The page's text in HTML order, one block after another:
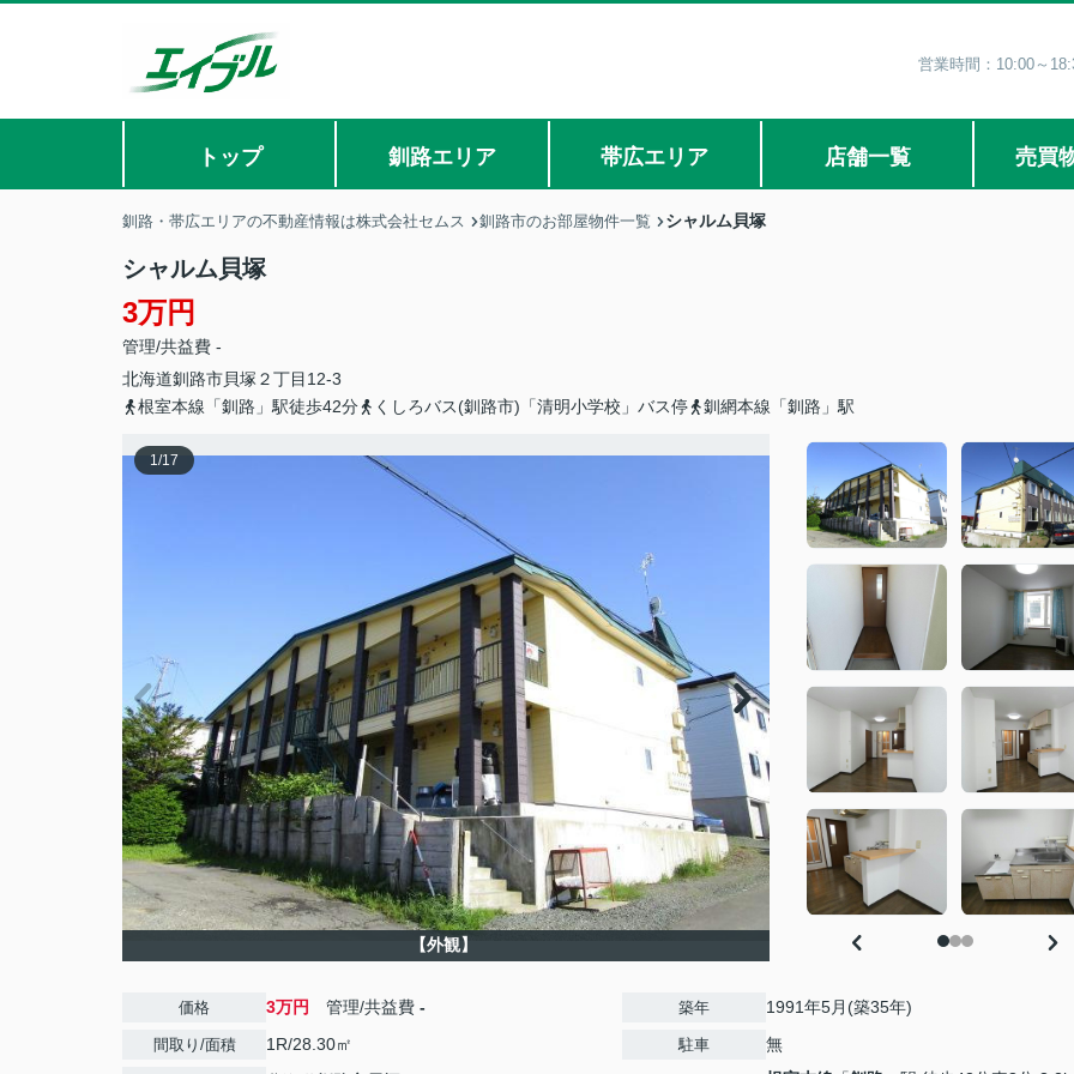
営業時間：10:00～
トップ 釧路エリア 帯広エリア 店舗一覧 売買
釧路・帯広エリアの不動産情報は株式会社セムス 釧路市のお部屋物件一覧 シャルム貝塚
シャルム貝塚
3万円
管理/共益費 -
北海道釧路市貝塚 ２丁目12-3
根室本線「釧路」駅徒歩42分
くしろバス(釧路市)「清明小学校」バス停 釧網本線「釧路」駅
1/17
【外観】
価格 3万円 管理/共益費 -
間取り/面積 1R/28.30㎡
築年 1991年5月(築35年)
駐車
無